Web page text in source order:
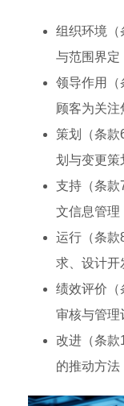
组织环境（
与范围界定
领导作用（
顾客为关注
策划（条款
划与变更策
支持（条款
文信息管理
运行（条款
求、设计开
绩效评价（
审核与管理
改进（条款
的推动方法